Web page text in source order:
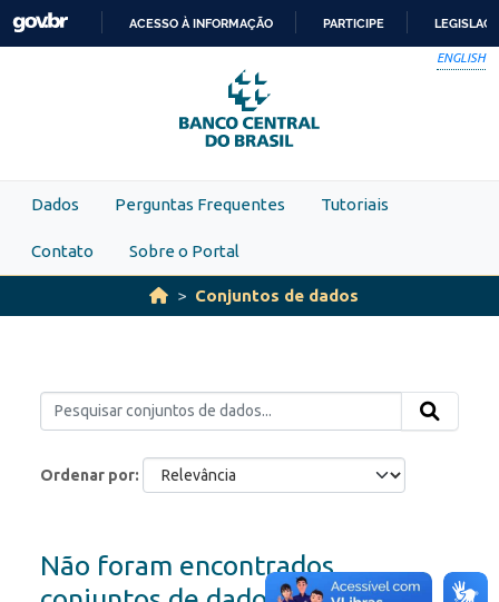
Skip to main content
PARA
O
CONTEÚDO
ACESSO À INFORMAÇÃO PARTICIPE
ENGLISH
Dados Perguntas Frequentes Tutoriais
Contato Sobre o Portal
Conjuntos de dados
Ordenar por
Não foram encontrados